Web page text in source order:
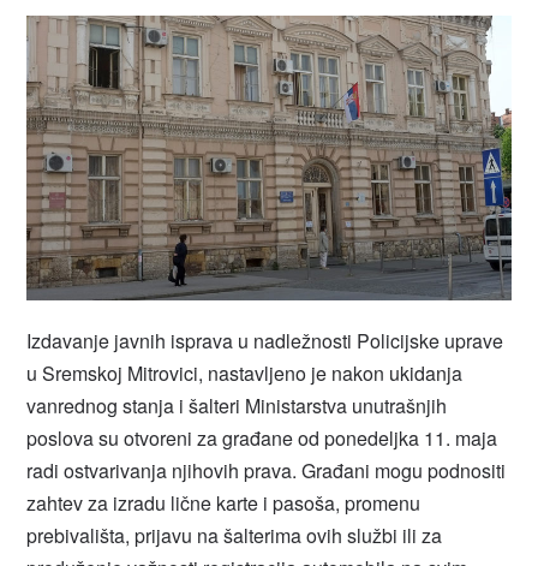
Izdavanje javnih isprava u nadležnosti Policijske uprave
u Sremskoj Mitrovici, nastavljeno je nakon ukidanja
vanrednog stanja i šalteri Ministarstva unutrašnjih
poslova su otvoreni za građane od ponedeljka 11. maja
radi ostvarivanja njihovih prava. Građani mogu podnositi
zahtev za izradu lične karte i pasoša, promenu
prebivališta, prijavu na šalterima ovih službi ili za